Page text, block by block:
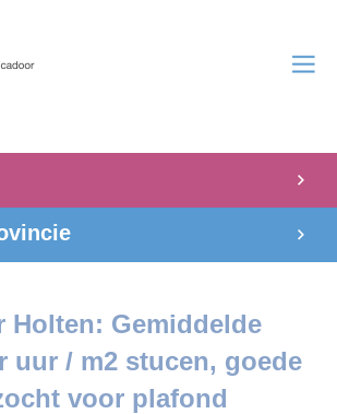
Holten: Gemiddelde
uur / m2 stucen, goede
voor plafond